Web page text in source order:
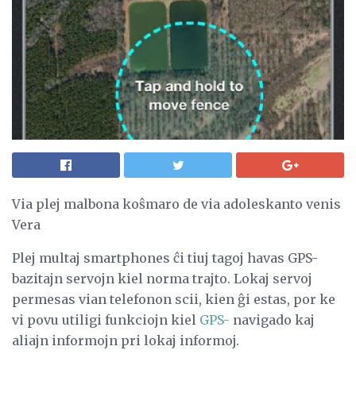
Via plej malbona koŝmaro de via adoleskanto venis
Vera
Plej multaj smartphones ĉi tiuj tagoj havas GPS-
bazitajn servojn kiel norma trajto. Lokaj servoj
permesas vian telefonon scii, kien ĝi estas, por ke
vi povu utiligi funkciojn kiel GPS- navigado kaj
aliajn informojn pri lokaj informoj.